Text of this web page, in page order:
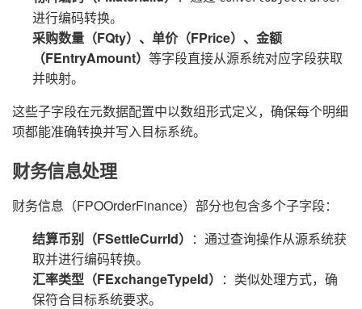
进行编码转换。
采购数量（FQty）、单价（FPrice）、金额
（FEntryAmount） 等字段直接从源系统对应字段获取
并映射。
这些子字段在元数据配置中以数组形式定义，确保每个明细
项都能准确转换并写入目标系统。
财务信息处理
财务信息（FPOOrderFinance）部分也包含多个子字段：
结算币别（FSettleCurrId） ：通过查询操作从源系统获
取并进行编码转换。
汇率类型（FExchangeTypeId） ：类似处理方式，确
保符合目标系统要求。